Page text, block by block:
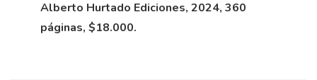
Alberto Hurtado Ediciones, 2024, 360
páginas, $18.000.